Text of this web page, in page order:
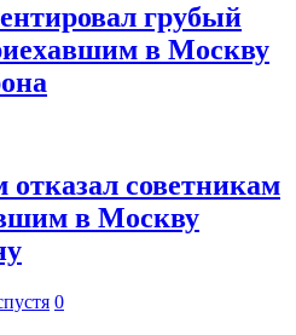
грубый
в Москву
советникам
в Москву
0